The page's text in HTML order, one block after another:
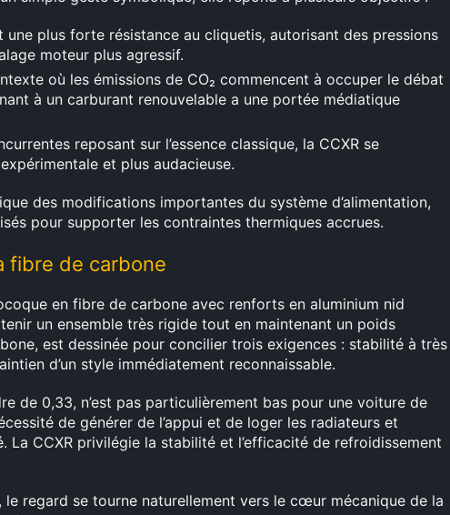
une plus forte résistance au cliquetis, autorisant des pressions
moteur plus agressif.
où les émissions de CO₂ commencent à occuper le débat
à un carburant renouvelable a une portée médiatique
reposant sur l’essence classique, la CCXR se
et plus audacieuse.
des modifications importantes du système d’alimentation,
pour supporter les contraintes thermiques accrues.
fibre de carbone
en fibre de carbone avec renforts en aluminium nid
un ensemble très rigide tout en maintenant un poids
est dessinée pour concilier trois exigences : stabilité à très
d’un style immédiatement reconnaissable.
de 0,33, n’est pas particulièrement bas pour une voiture de
de générer de l’appui et de loger les radiateurs et
La CCXR privilégie la stabilité et l’efficacité de refroidissement
regard se tourne naturellement vers le cœur mécanique de la